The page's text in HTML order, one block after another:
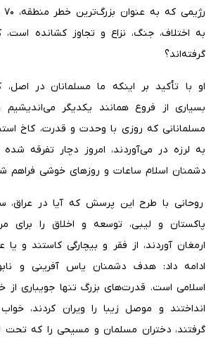
به اختلاف، جنگ، نزاع و تجاوز کشانده
گرفته‌اند؟
او با تأکید بر اینکه ما مسلمانان در
بسیاری از فروع همانند یکدیگر
مسلمانانی که روزی با وحدت و قدرت، کاخ
به لرزه در می‌آوردند، امروز دچار تفرقه
دشمنان اسلام ساعات و روزهای خوشی فراهم
روحانی با طرح این پرسش که آیا در عراق،
پاکستان و لیبی، توسعه‌ و اخلاق را برای
ارمغان آوردند، از فقر و بیچارگی کاستند و یا
ادامه داد: هدف دشمنان یاس آفرینی و
اسلامی است. قدرت‌های بزرگ تنها جویباری از
انداختند و موصل زیبا را ویران کردند،
گرفتند، دختران مسلمان و مسیحی را که